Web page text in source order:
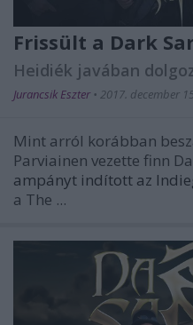
Frissült a Dark
Heidiék javában
Jurancsik Eszter • 2017. december
Mint arról korábban
Parviainen vezette finn
ampányt indított az
a The ...